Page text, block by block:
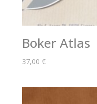
Boker Atlas
37,00 €